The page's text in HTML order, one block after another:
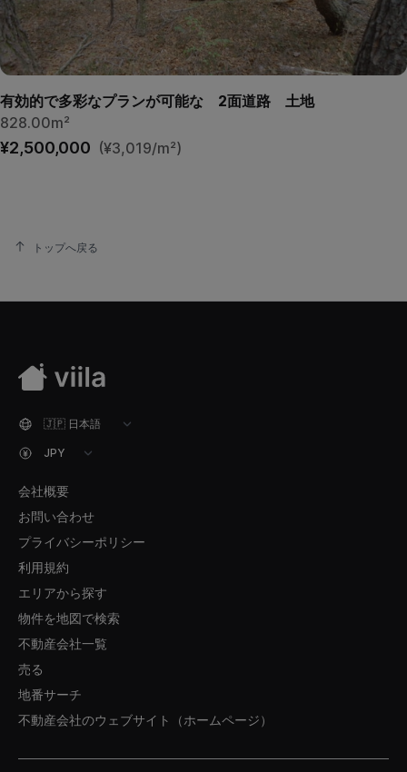
有効的で多彩なプランが可能な 2面道路 土地
828.00m²
¥2,500,000 (¥3,019/m²)
トップへ戻る
会社概要
お問い合わせ
プライバシーポリシー
利用規約
エリアから探す
物件を地図で検索
不動産会社一覧
売る
地番サーチ
不動産会社のウェブサイト（ホームページ）